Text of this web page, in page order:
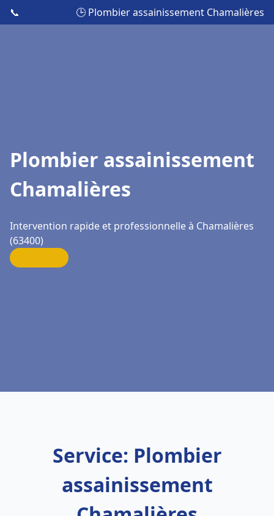
📞 🕒 Plombier assainissement Chamalières
Plombier assainissement
Chamalières
Intervention rapide et professionnelle à Chamalières
(63400)
Service: Plombier
assainissement